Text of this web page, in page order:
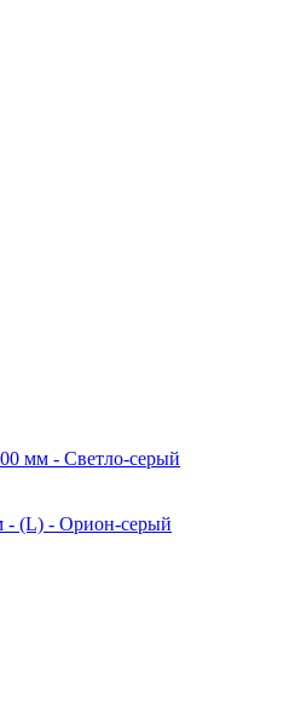
мм - Светло-серый
- (L) - Орион-серый